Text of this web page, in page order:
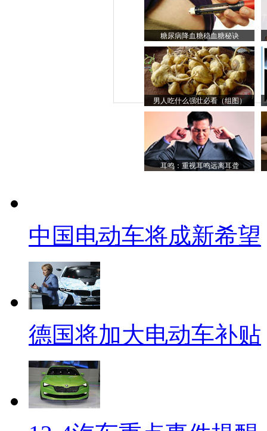
糖尿病降血糖稳血糖秘诀
男人吃什么强壮必看（组图）
耳鸣：重视耳鸣远离耳聋
中国电动车将成新希望
德国将加大电动车补贴